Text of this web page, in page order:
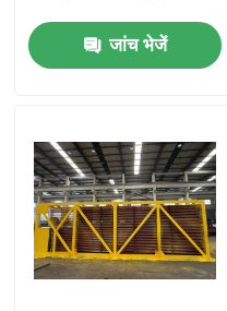
हमसे संपर्क करें
बॉयलर झिल्ली की दीवार
बॉयलर स्टैक इकोनॉमिज़र
जांच भेजें